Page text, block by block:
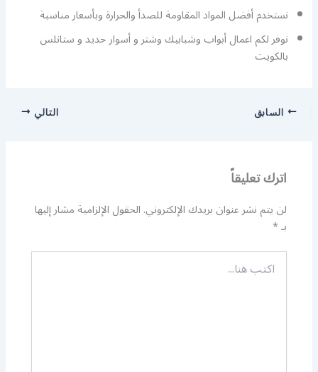
نستخدم أفضل المواد المقاومة للصدأ والحرارة وبأسعار مناسبة
نوفر لكم اعمال أبواب وشبابيك وشتر و أسوار حديد و ستانلس
بالكويت
السابق التالي
اترك تعليقاً
لن يتم نشر عنوان بريدك الإلكتروني.الحقول الإلزامية مشار إليها
بـ*
اكتب
هنا...